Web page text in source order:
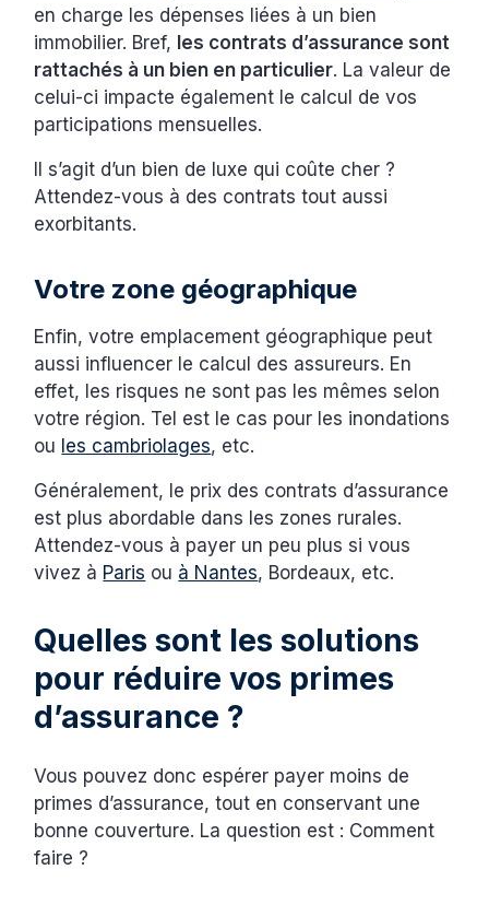
en charge les dépenses liées à un bien
immobilier. Bref, les contrats d’assurance sont
rattachés à un bien en particulier. La valeur de
celui-ci impacte également le calcul de vos
participations mensuelles.
Il s’agit d’un bien de luxe qui coûte cher ?
Attendez-vous à des contrats tout aussi
exorbitants.
Votre zone géographique
Enfin, votre emplacement géographique peut
aussi influencer le calcul des assureurs. En
effet, les risques ne sont pas les mêmes selon
votre région. Tel est le cas pour les inondations
ou les cambriolages, etc.
Généralement, le prix des contrats d’assurance
est plus abordable dans les zones rurales.
Attendez-vous à payer un peu plus si vous
vivez à Paris ou à Nantes, Bordeaux, etc.
Quelles sont les solutions
pour réduire vos primes
d’assurance ?
Vous pouvez donc espérer payer moins de
primes d’assurance, tout en conservant une
bonne couverture. La question est : Comment
faire ?